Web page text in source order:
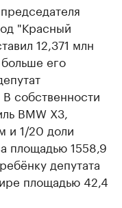
"Красный
12,371 млн
его
собственности
BMW X3,
и 1/20 доли
площадью 1558,9
депутата
площадью 42,4